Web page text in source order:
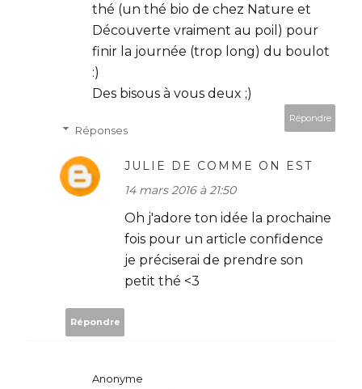
thé (un thé bio de chez Nature et
Découverte vraiment au poil) pour
finir la journée (trop long) du boulot
:)
Des bisous à vous deux ;)
Répondre
Réponses
JULIE DE COMME ON EST
14 mars 2016 à 21:50
Oh j'adore ton idée la prochaine
fois pour un article confidence
je préciserai de prendre son
petit thé <3
Répondre
Anonyme